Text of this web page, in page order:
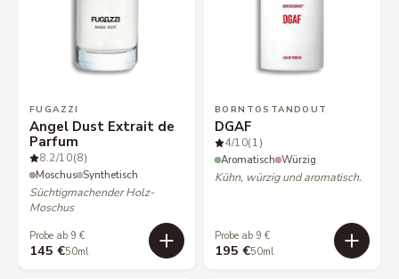
FUGAZZI
Angel Dust Extrait de
Parfum
8.2/10(8)
Moschus Synthetisch
Süchtigmachender Holz-
Moschus
Probe ab 9 €
145 €50ml
BORNTOSTANDOUT
DGAF
4/10(1)
Aromatisch Würzig
Kühn, würzig und aromatisch.
Probe ab 9 €
195 €50ml